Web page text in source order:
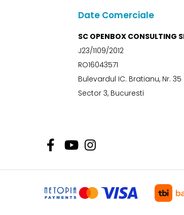
Date Comerciale
SC OPENBOX CONSULTING
J23/1109/2012
RO16043571
Bulevardul IC. Bratianu, Nr. 35
Sector 3, Bucuresti